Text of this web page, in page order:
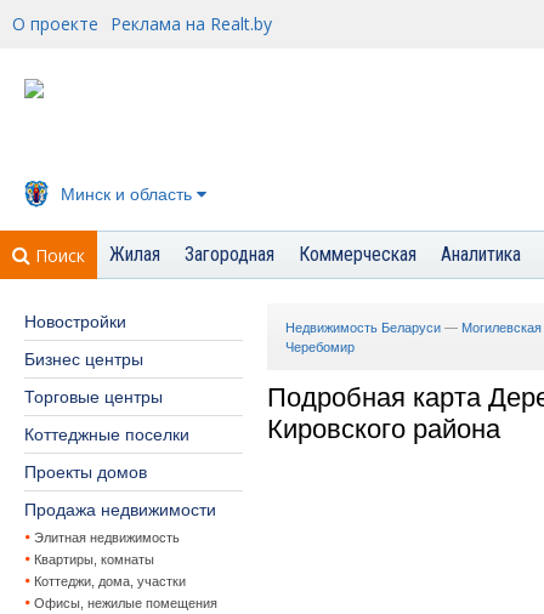
О проекте Реклама на Realt.by
Минск и область
Поиск Жилая Загородная Коммерческая Аналитика
Новостройки
Бизнес центры
Торговые центры
Коттеджные поселки
Проекты домов
Продажа недвижимости
Элитная недвижимость
Квартиры, комнаты
Коттеджи, дома, участки
Офисы, нежилые помещения
Недвижимость Беларуси —
Черебомир
Подробная карта
Кировского района